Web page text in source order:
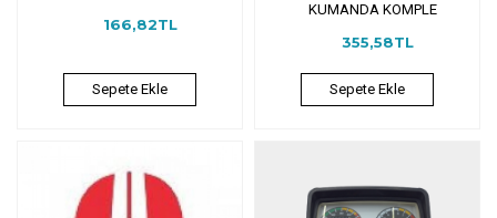
166,82TL
Sepete Ekle
KUMANDA KOMPLE
355,58TL
Sepete Ekle